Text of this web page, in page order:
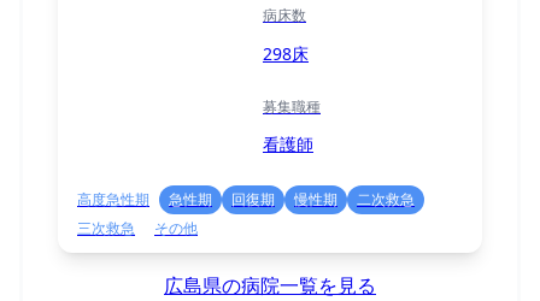
病床数
298床
募集職種
看護師
高度急性期 急性期 回復期 慢性期
二次救急
三次救急
その他
広島県の病院一覧を見る